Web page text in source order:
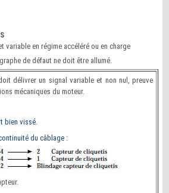
variable en régime accéléré ou en charge
de défaut ne doit être allumé.
délivrer un signal variable et non nul, preuve
mécaniques du moteur.
bien vissé.
du câblage :